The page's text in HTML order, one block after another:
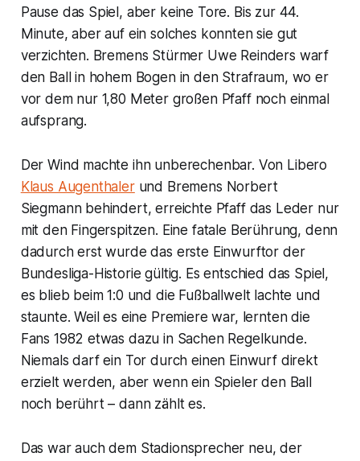
Pause das Spiel, aber keine Tore. Bis zur 44.
Minute, aber auf ein solches konnten sie gut
verzichten. Bremens Stürmer Uwe Reinders warf
den Ball in hohem Bogen in den Strafraum, wo er
vor dem nur 1,80 Meter großen Pfaff noch einmal
aufsprang.
Der Wind machte ihn unberechenbar. Von Libero
Klaus Augenthalerund Bremens Norbert
Siegmann behindert, erreichte Pfaff das Leder nur
mit den Fingerspitzen. Eine fatale Berührung, denn
dadurch erst wurde das erste Einwurftor der
Bundesliga-Historie gültig. Es entschied das Spiel,
es blieb beim 1:0 und die Fußballwelt lachte und
staunte. Weil es eine Premiere war, lernten die
Fans 1982 etwas dazu in Sachen Regelkunde.
Niemals darf ein Tor durch einen Einwurf direkt
erzielt werden, aber wenn ein Spieler den Ball
noch berührt – dann zählt es.
Das war auch dem Stadionsprecher neu, der